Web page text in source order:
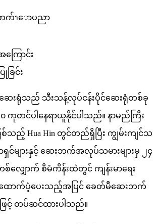
တက်ၫောပညာ
ြောင်း
ြင်း
ဆေးရုံသည် သီးသန့်လုပ်ငန်းပိုင်ဆေးရုံတစ်ခု
၆၀ ကုတင်ပါနေရာယူနိုင်ပါသည်။ နာမည်ကြီး
သည့် Hua Hin တွင်တည်ရှိပြီး ကျွမ်းကျင်သ
ရှင်များနှင့် ဆေးဘက်အလုပ်သမားများမှ ၂၄
လျှောက် စီမံကိန်းထဲတွင် ကျန်းမာရေး
ထောက်ပံ့ပေးသည့်အပြင် ခေတ်မီဆေးဘက်
ဖြင့် တပ်ဆင်ထားပါသည်။